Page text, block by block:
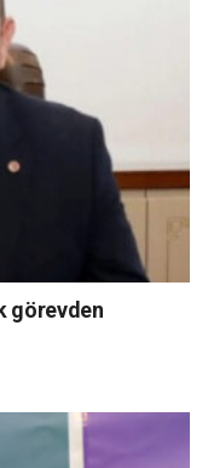
görevden